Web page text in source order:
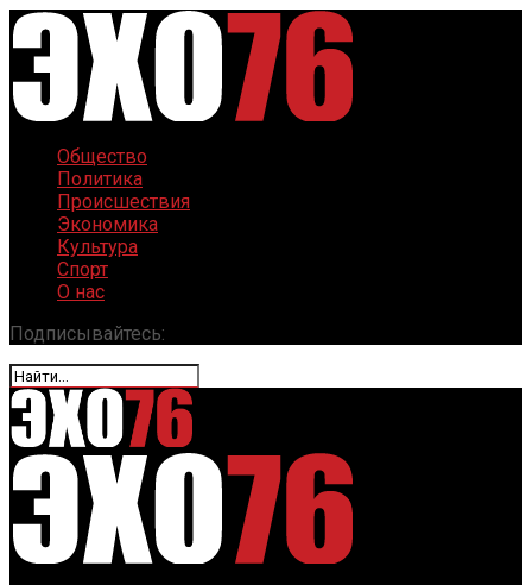
Общество
Политика
Происшествия
Экономика
Культура
Спорт
О нас
Подписывайтесь: